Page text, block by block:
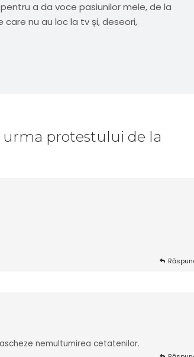
a da voce pasiunilor mele, de la
nu au loc la tv și, deseori,
protestului de la
nemultumirea cetatenilor.